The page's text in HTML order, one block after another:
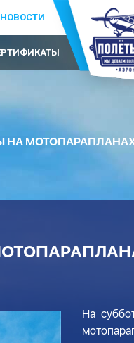
НОВОСТИ
МОТОПАРАПЛАНАХ
На